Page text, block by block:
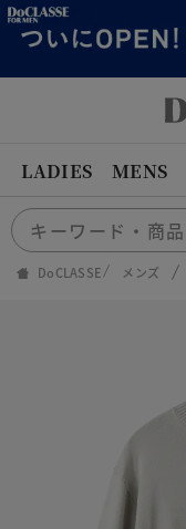
LADIES MENS
DoCLASSE メンズ